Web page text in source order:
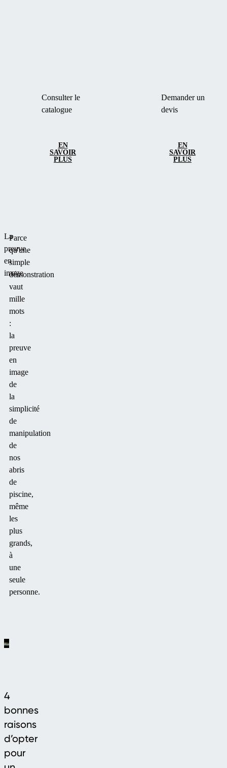
Consulter le
catalogue
EN
SAVOIR
PLUS
Demander un
devis
EN
SAVOIR
PLUS
La
preuve
en
image
Parce
qu'une
simple
démonstration
vaut
mille
mots
:
la
preuve
en
image
de
la
simplicité
de
manipulation
de
nos
abris
de
piscine,
même
les
plus
grands,
à
une
seule
personne.
4
bonnes
raisons
d’opter
pour